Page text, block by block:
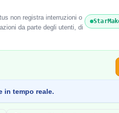
non registra interruzioni o
da parte degli utenti, di
in tempo reale.